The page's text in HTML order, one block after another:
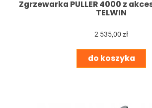
Zgrzewarka PULLER 4000 z
TELWIN
2 535,00 zł
do koszyka